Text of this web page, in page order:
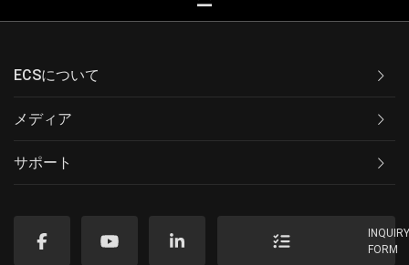
ECSについて
メディア
サポート
FORM